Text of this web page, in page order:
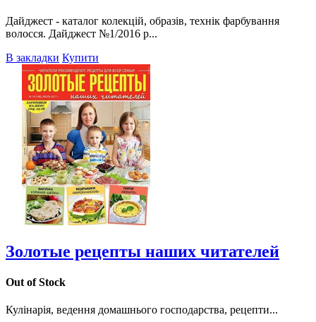
Дайджест - каталог колекцій, образів, технік фарбування
волосся. Дайджест №1/2016 р...
В закладки Купити
Золотые рецепты наших читателей
Out of Stock
Кулінарія, ведення домашнього господарства, рецепти...